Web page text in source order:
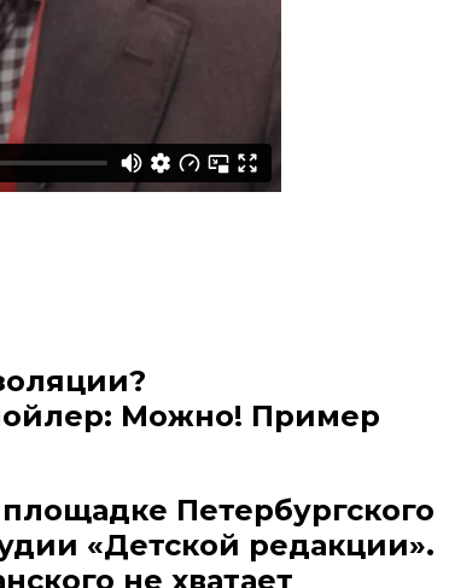
Можно! Пример
Петербургского
«Детской редакции».
не хватает